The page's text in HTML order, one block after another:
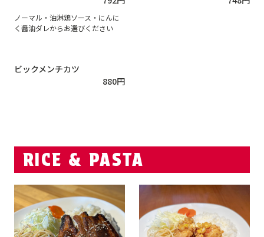
ノーマル・油淋鶏ソース・にんに
く醤油ダレからお選びください
ビックメンチカツ
880円
RICE & PASTA